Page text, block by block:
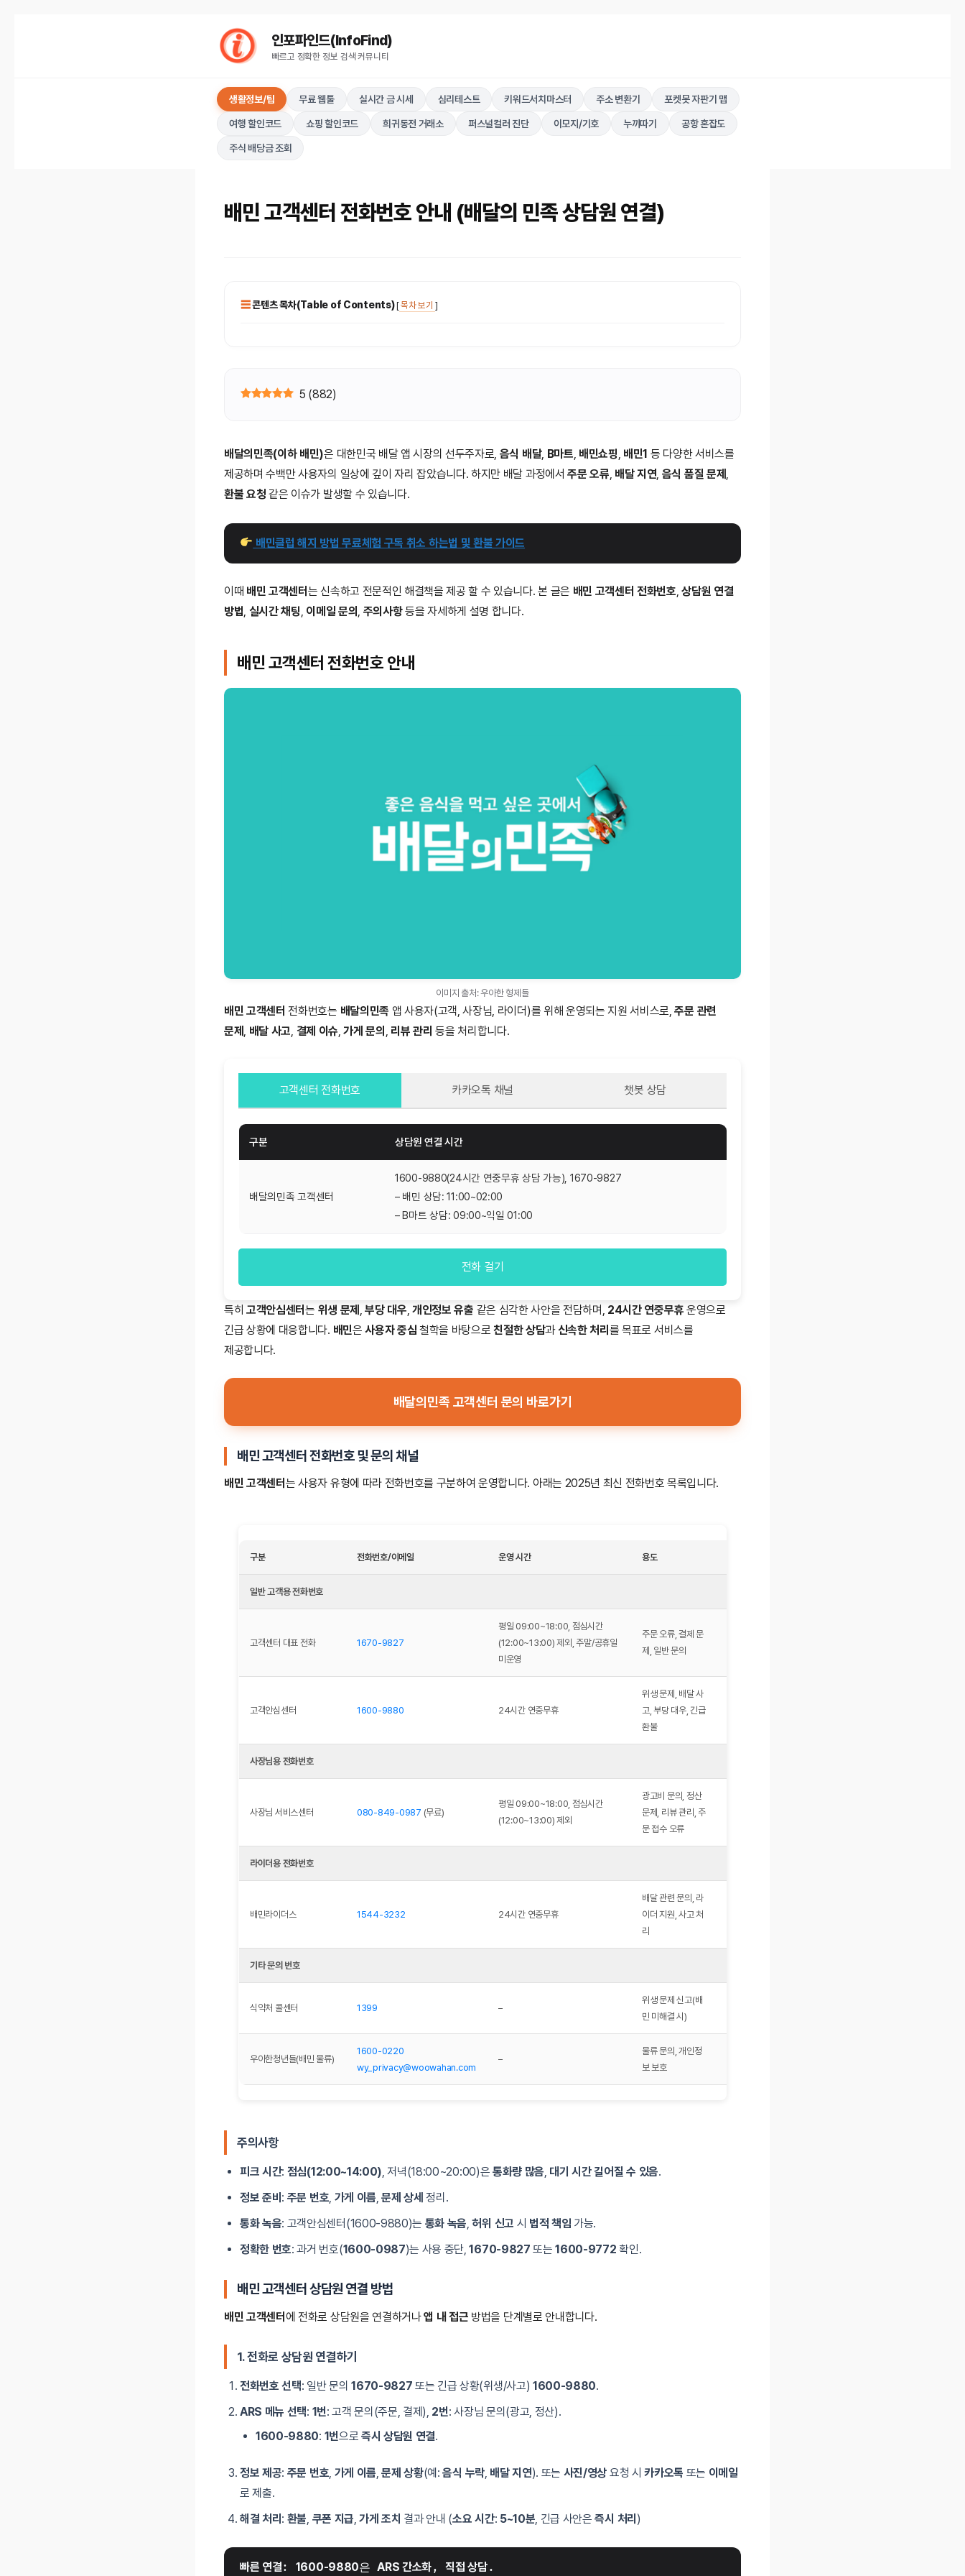
인포파인드(InfoFind)​​​​
빠르고 정확한 정보 검색 커뮤니티
생활정보/팁 무료 웹툴 실시간 금 시세 심리테스트 키워드서치마스터 주소 변환기 포켓못 자판기 맵
여행 할인코드 쇼핑 할인코드 희귀동전 거래소 퍼스널컬러 진단 이모지/기호 누끼따기 공항 혼잡도
주식 배당금 조회
배민 고객센터 전화번호 안내 (배달의 민족 상담원 연결)
콘텐츠 목차(Table of Contents)[목차 보기 ]
5 (882)
배달의민족(이하 배민)은 대한민국 배달 앱 시장의 선두주자로, 음식 배달, B마트, 배민쇼핑, 배민1 등 다양한 서비스를
제공하며 수백만 사용자의 일상에 깊이 자리 잡았습니다. 하지만 배달 과정에서주문 오류, 배달 지연, 음식 품질 문제 ,
환불 요청 같은 이슈가 발생할 수 있습니다.
배민클럽 해지 방법 무료체험 구독 취소 하는법 및 환불 가이드
이때 배민 고객센터 는 신속하고 전문적인 해결책을 제공 할 수 있습니다. 본 글은 배민 고객센터 전화번호,상담원 연결
방법, 실시간 채팅, 이메일 문의 , 주의사항등을 자세하게 설명 합니다.
배민 고객센터 전화번호 안내
이미지 출처: 우아한 형제들
배민 고객센터 전화번호는 배달의민족 앱 사용자(고객, 사장님, 라이더)를 위해 운영되는 지원 서비스로,주문 관련
문제
배달 사고 결제 이슈 ,가게 문의 리뷰 관리 등을 처리합니다.
고객센터 전화번호 카카오톡 채널 챗봇 상담
구분 상담원 연결 시간
배달의민족 고객센터
1600-9880(24시간 연중무휴 상담 가능), 1670-9827
– 배민 상담: 11:00~02:00
– B마트 상담: 09:00~익일 01:00
전화 걸기
특히고객안심센터는 위생 문제 ,부당 대우,개인정보 유출 같은 심각한 사안을 전담하며, 24시간 연중무휴 운영으로
긴급 상황에 대응합니다. 배민은사용자 중심 철학을 바탕으로친절한 상담과신속한 처리 를 목표로 서비스를
제공합니다.
배달의민족 고객센터 문의 바로가기
배민 고객센터 전화번호 및 문의 채널
배민 고객센터 는 사용자 유형에 따라 전화번호를 구분하여 운영합니다. 아래는 2025년 최신 전화번호 목록입니다.
구분 전화번호/이메일 운영 시간 용도
일반 고객용 전화번호
고객센터 대표 전화 1670-9827
평일 09:00~18:00, 점심시간
(12:00~13:00) 제외, 주말/공휴일
미운영
주문 오류, 결제 문
제, 일반 문의
고객안심센터 1600-9880 24시간 연중무휴
위생 문제, 배달 사
고, 부당 대우, 긴급
환불
사장님용 전화번호
사장님 서비스센터 080-849-0987 (무료)
평일 09:00~18:00, 점심시간
(12:00~13:00) 제외
광고비 문의, 정산
문제, 리뷰 관리, 주
문 접수 오류
라이더용 전화번호
배민라이더스 1544-3232 24시간 연중무휴
배달 관련 문의, 라
이더 지원, 사고 처
리
기타 문의 번호
식약처 콜센터 1399 –
위생 문제 신고(배
민 미해결 시)
우아한청년들(배민 물류)
1600-0220
wy_privacy@woowahan.com
–
물류 문의, 개인정
보 보호
주의사항
피크 시간: 점심(12:00~14:00), 저녁(18:00~20:00)은 통화량 많음, 대기 시간 길어질 수 있음.
정보 준비 : 주문 번호, 가게 이름,문제 상세 정리.
통화 녹음: 고객안심센터(1600-9880)는 통화 녹음,허위 신고 시 법적 책임 가능.
정확한 번호: 과거 번호(1600-0987)는 사용 중단,1670-9827 또는1600-9772 확인.
배민 고객센터 상담원 연결 방법
배민 고객센터 에 전화로 상담원을 연결하거나앱 내 접근 방법을 단계별로 안내합니다.
1. 전화로 상담원 연결하기
전화번호 선택: 일반 문의1670-9827 또는 긴급 상황(위생/사고) 1600-9880.
ARS 메뉴 선택: 1번: 고객 문의(주문, 결제), 2번: 사장님 문의(광고, 정산).
1600-9880: 1번으로 즉시 상담원 연결.
정보 제공: 주문 번호 가게 이름 ,문제 상황(예:음식 누락, 배달 지연). 또는 사진/영상 요청 시카카오톡 또는 이메일
로 제출.
해결 처리 : 환불 쿠폰 지급 ,가게 조치 결과 안내 (소요 시간: 5~10분 , 긴급 사안은즉시 처리 )
빠른 연결: 1600-9880은 ARS 간소화, 직접 상담.